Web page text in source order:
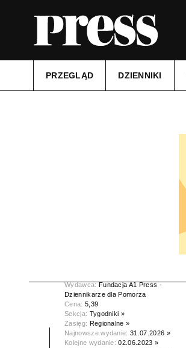
PRZEGLĄD DZIENNIKI
Wydawca:Fundacja A1 Press -
Dziennikarze dla Pomorza
Cena: 5,39
Sekcja: Tygodniki »
Zasięg: Regionalne »
Najnowsze wydanie:31.07.2026 »
Kolejne wydanie:02.06.2023 »